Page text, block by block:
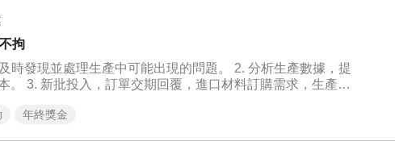
拘
時發現並處理生產中可能出現的問題。 2. 分析生產數據，提
。 3. 新批投入，訂單交期回覆，進口材料訂購需求，生產計
時解決。 歡迎您加入我們團隊！期待您的加入！
年終獎金